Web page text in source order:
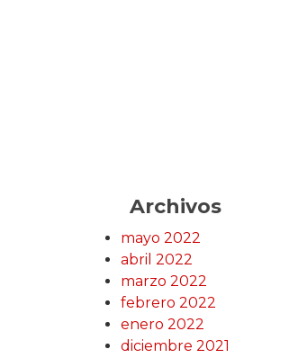
Archivos
mayo 2022
abril 2022
marzo 2022
febrero 2022
enero 2022
diciembre 2021